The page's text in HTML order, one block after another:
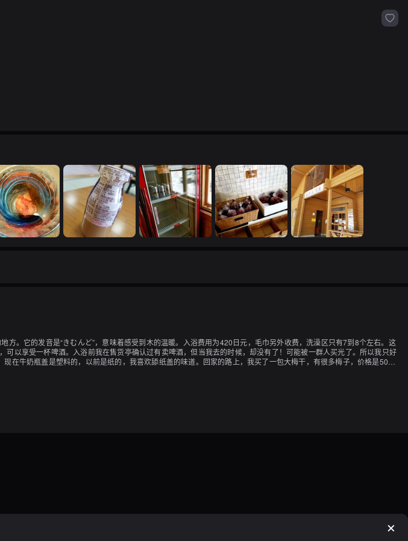
。它的发音是“きむんど”，意味着感受到木的温暖。入浴费用为420日元，毛巾另外收费，洗澡区只有7到8个左右。这
以享受一杯啤酒。入浴前我在售货亭确认过有卖啤酒，但当我去的时候，却没有了！可能被一群人买光了。所以我只好
在牛奶瓶盖是塑料的，以前是纸的，我喜欢舔纸盖的味道。回家的路上，我买了一包大梅干，有很多梅子，价格是500